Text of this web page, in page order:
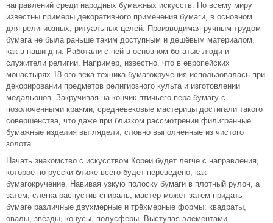
направлений среди народных бумажных искусств. По всему миру
известны примеры декоративного применения бумаги, в основном
для религиозных, ритуальных целей. Производимая ручным трудом
бумага не была раньше таким доступным и дешёвым материалом,
как в наши дни. Работали с ней в основном богатые люди и
служители религии. Например, известно, что в европейских
монастырях 18 ого века техника бумагокручения использовалась при
декорировании предметов религиозного культа и изготовлении
медальонов. Закручивая на кончик птичьего пера бумагу с
позолоченными краями, средневековые мастерицы достигали такого
совершенства, что даже при близком рассмотрении филигранные
бумажные изделия выглядели, словно выполненные из чистого
золота.
Начать знакомство с искусством Кореи будет легче с направления,
которое по-русски ближе всего будет переведено, как
бумагокручение. Навивая узкую полоску бумаги в плотный рулон, а
затем, слегка распустив спираль, мастер может затем придать
бумаге различные двухмерные и трёхмерные формы: квадраты,
овалы, звёзды, конусы, полусферы. Выступая элементами